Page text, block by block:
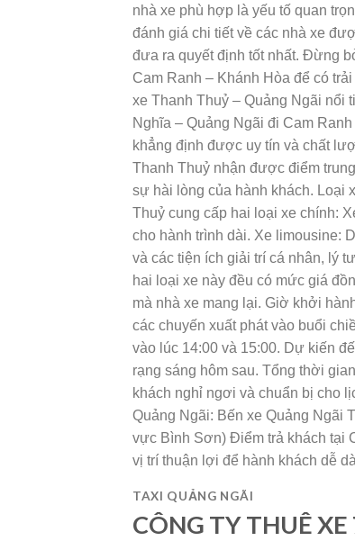
nhà xe phù hợp là yếu tố quan
đánh giá chi tiết về các nhà xe
đưa ra quyết định tốt nhất. Đừng
Cam Ranh – Khánh Hòa để có
xe Thanh Thuỷ – Quảng Ngãi nổi
Nghĩa – Quảng Ngãi đi Cam
khẳng định được uy tín và chất
Thanh Thuỷ nhận được điểm
sự hài lòng của hành khách. Loại
Thuỷ cung cấp hai loại xe chính:
cho hành trình dài. Xe limousine:
và các tiện ích giải trí cá nhân, lý
hai loại xe này đều có mức giá
mà nhà xe mang lại. Giờ khởi
các chuyến xuất phát vào buổi
vào lúc 14:00 và 15:00. Dự kiến
rạng sáng hôm sau. Tổng thời
khách nghỉ ngơi và chuẩn bị cho
Quảng Ngãi: Bến xe Quảng Ngãi
vực Bình Sơn) Điểm trả khách tại
vị trí thuận lợi để hành khách dễ
TAXI QUẢNG NGÃI
CÔNG TY THUÊ